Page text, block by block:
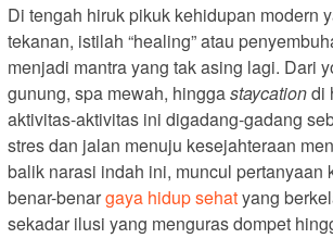
Di tengah hiruk pikuk kehidupan modern
tekanan, istilah “healing” atau
menjadi mantra yang tak asing lagi. Dari
gunung, spa mewah, hinggastaycationdi
aktivitas-aktivitas ini digadang-gadang
stres dan jalan menuju kesejahteraan
balik narasi indah ini, muncul pertanyaan
benar-benargaya hidup sehatyang
sekadar ilusi yang menguras dompet